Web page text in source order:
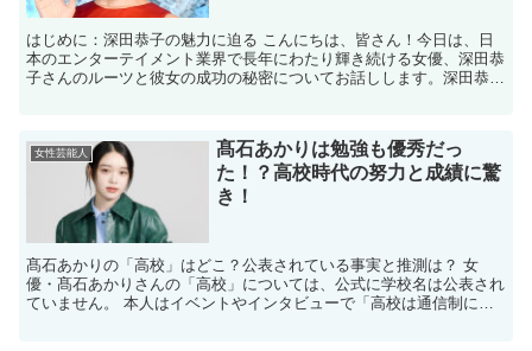
はじめに：深田恭子の魅力に迫る こんにちは、皆さん！今日は、日
本のエンターテイメント業界で長年にわたり輝き続ける女優、深田恭
子さんのルーツと彼女の成功の秘密についてお話しします。深田恭子
女性芸能人
髙石あかりは勉強も優秀だっ
た！？高校時代の努力と成績に驚
き！
髙石あかりの「高校」はどこ？公表されている事実と推測は？ 女
優・髙石あかりさんの「高校」については、公式に学校名は公表され
ていません。 本人はイベントやインタビューで「高校は通信制に通